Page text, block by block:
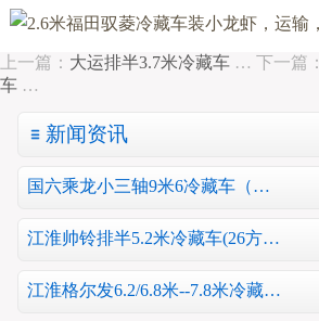
上一篇： 大运排半3.7米冷藏车 … 下一篇：
车 …
新闻资讯
国六乘龙小三轴9米6冷藏车（…
江淮帅铃排半5.2米冷藏车(26方…
江淮格尔发6.2/6.8米--7.8米冷藏…